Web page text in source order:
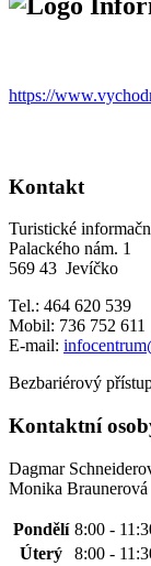
https://
Kontakt
Turistické
Palackého nám. 1
569 43 Jevíčko
Tel.: 464 620 539
Mobil: 736 752 611
E-mail:
Bezbariérový
Kontaktní
Dagmar
Monika Braunerová
Pondělí 8:00 -
Úterý
8:00 -